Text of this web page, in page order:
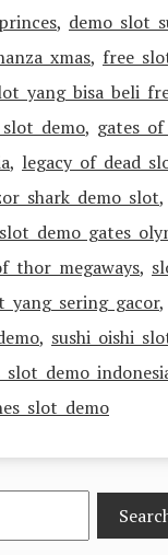
, demo slot
xmas, free
yang bisa beli
demo, gates
, legacy of dead
shark demo slot,
slot demo gates
thor megaways,
yang sering gacor,
, sushi oishi
demo
slot demo